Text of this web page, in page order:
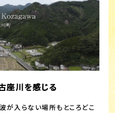
川を感じる
が入らない場所もところどこ